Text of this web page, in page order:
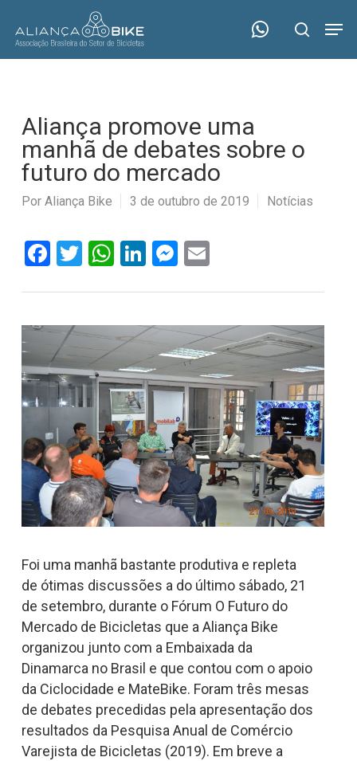
main
search
Aliança promove uma
manhã de debates sobre o
futuro do mercado
Por Aliança Bike 3 de outubro de 2019 Notícias
Facebook
Twitter
WhatsApp
LinkedIn
Messenger
Email
Foi uma manhã bastante produtiva e repleta
de ótimas discussões a do último sábado, 21
de setembro, durante o Fórum O Futuro do
Mercado de Bicicletas que a Aliança Bike
organizou junto com a Embaixada da
Dinamarca no Brasil e que contou com o apoio
da Ciclocidade e MateBike. Foram três mesas
de debates precedidas pela apresentação dos
resultados da Pesquisa Anual de Comércio
Varejista de Bicicletas (2019). Em breve a